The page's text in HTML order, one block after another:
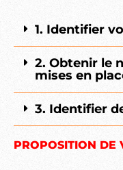
1. Identifier
2. Obtenir le
mises en
3. Identifier
PROPOSITION DE